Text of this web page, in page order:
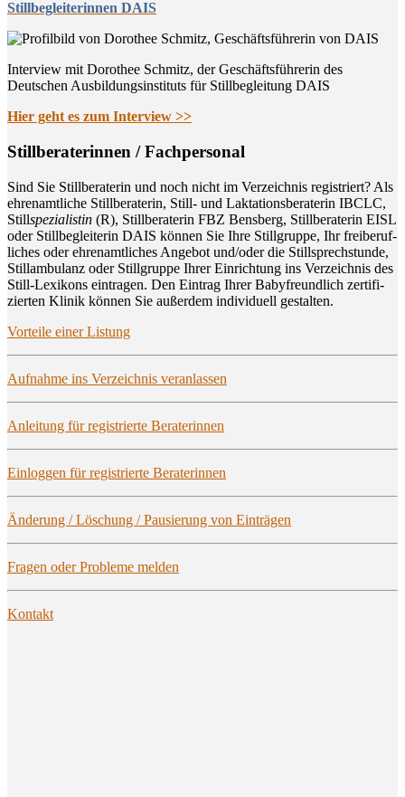
Stillbegleiterinnen DAIS
Interview mit Dorothee Schmitz, der Geschäftsführerin des
Deutschen Ausbildungsinstituts für Stillbegleitung DAIS
Hier geht es zum Interview >>
Still­be­ra­te­rin­nen / Fachpersonal
Sind Sie Still­be­ra­te­rin und noch nicht im Ver­zeich­nis regis­triert? Als
ehren­amt­li­che Still­be­ra­te­rin, Still- und Lak­ta­ti­ons­be­ra­te­rin IBCLC,
Stillspe­zia­lis­tin (R), Still­be­ra­te­rin FBZ Bens­berg, Still­be­ra­te­rin EISL
oder Still­be­glei­te­rin DAIS kön­nen Sie Ihre Still­grup­pe, Ihr frei­be­ruf­
li­ches oder ehren­amt­li­ches Ange­bot und/oder die Still­sprech­stun­de,
Still­am­bu­lanz oder Still­grup­pe Ihrer Ein­rich­tung ins Ver­zeich­nis des
Still-Lexi­kons ein­tra­gen. Den Ein­trag Ihrer Baby­freund­lich zer­ti­fi­
zier­ten Kli­nik kön­nen Sie außer­dem indi­vi­du­ell gestalten.
Vor­tei­le einer Listung
Auf­nah­me ins Ver­zeich­nis veranlassen
Anlei­tung für regis­trier­te Beraterinnen
Ein­log­gen für regis­trier­te Beraterinnen
Ände­rung / Löschung / Pau­sie­rung von Einträgen
Fra­gen oder Pro­ble­me melden
Kon­takt